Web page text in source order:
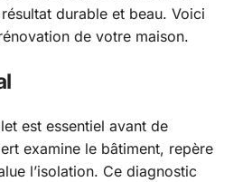
durable et beau. Voici
de votre maison.
est essentiel avant de
examine le bâtiment, repère
l’isolation. Ce diagnostic